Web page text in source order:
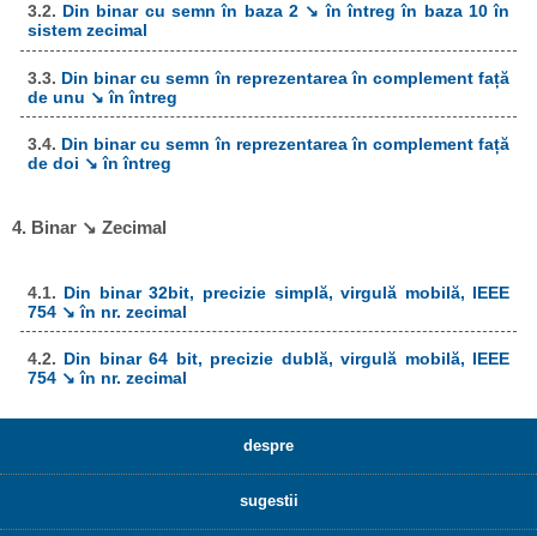
3.2. Din binar cu semn în baza 2 ↘ în întreg în baza 10 în
sistem zecimal
3.3. Din binar cu semn în reprezentarea în complement față
de unu ↘ în întreg
3.4. Din binar cu semn în reprezentarea în complement față
de doi ↘ în întreg
4. Binar ↘ Zecimal
4.1. Din binar 32bit, precizie simplă, virgulă mobilă, IEEE
754 ↘ în nr. zecimal
4.2. Din binar 64 bit, precizie dublă, virgulă mobilă, IEEE
754 ↘ în nr. zecimal
despre
sugestii